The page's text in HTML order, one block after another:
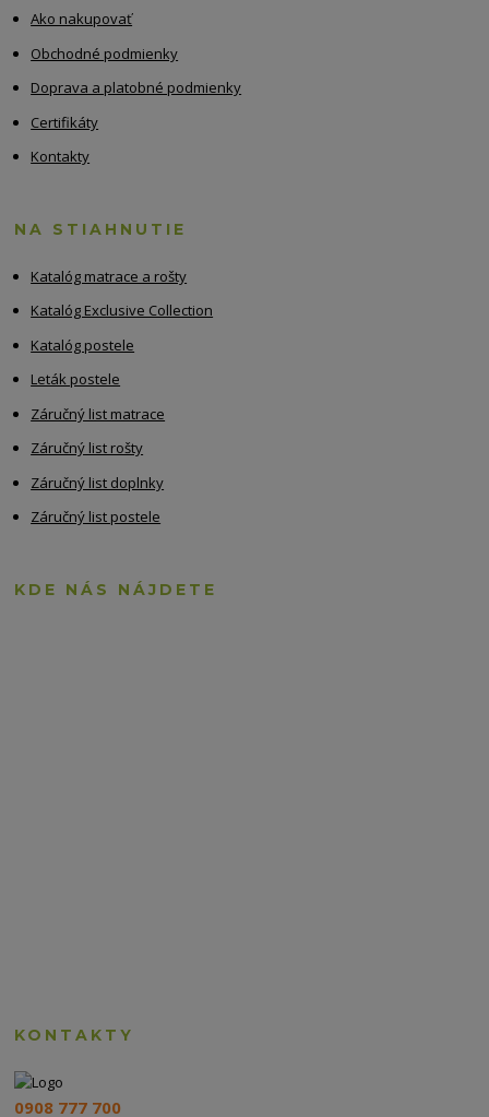
Ako nakupovať
Obchodné podmienky
Doprava a platobné podmienky
Certifikáty
Kontakty
NA STIAHNUTIE
Katalóg matrace a rošty
Katalóg Exclusive Collection
Katalóg postele
Leták postele
Záručný list matrace
Záručný list rošty
Záručný list doplnky
Záručný list postele
KDE NÁS NÁJDETE
KONTAKTY
0908 777 700